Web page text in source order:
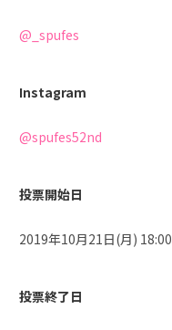
@_spufes
Instagram
@spufes52nd
投票開始日
2019年10月21日(月) 18:00
投票終了日